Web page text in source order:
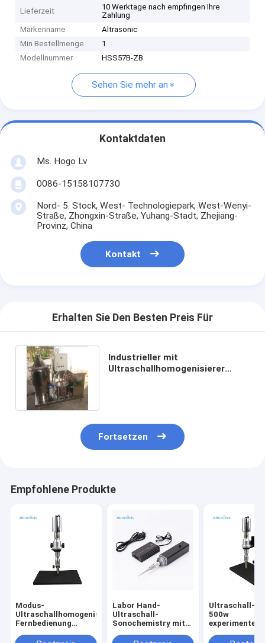
Lieferzeit
10 Werktage nach empfingen Ihre
Zahlung
Markenname
Altrasonic
Min Bestellmenge
1
Modellnummer
HSS57B-ZB
Sehen Sie mehr an
Kontaktdaten
Ms. Hogo Lv
0086-15158107730
Nord- 5. Stock, West- Technologiepark, West-Wenyi-
Straße, Zhongxin-Straße, Yuhang-Stadt, Zhejiang-
Provinz, China
Kontakt
Erhalten Sie Den Besten Preis Für
Industrieller mit
Ultraschallhomogenisierer
Fortsetzen
Empfohlene Produkte
Modus-
Ultraschallhomogenisierer-
Fernbedienung
Labor Hand-
Ultraschall-
Sonochemistry mit
Ultraschall-
500w